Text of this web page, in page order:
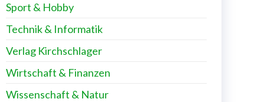
Sport & Hobby
Technik & Informatik
Verlag Kirchschlager
Wirtschaft & Finanzen
Wissenschaft & Natur